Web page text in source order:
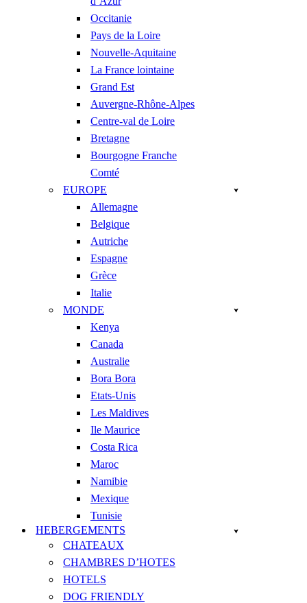
Occitanie
Pays de la Loire
Nouvelle-Aquitaine
La France lointaine
Grand Est
Auvergne-Rhône-Alpes
Centre-val de Loire
Bretagne
Bourgogne Franche
Comté
EUROPE
Allemagne
Belgique
Autriche
Espagne
Grèce
Italie
MONDE
Kenya
Canada
Australie
Bora Bora
Etats-Unis
Les Maldives
Ile Maurice
Costa Rica
Maroc
Namibie
Mexique
Tunisie
HEBERGEMENTS
CHATEAUX
CHAMBRES D’HOTES
HOTELS
DOG FRIENDLY